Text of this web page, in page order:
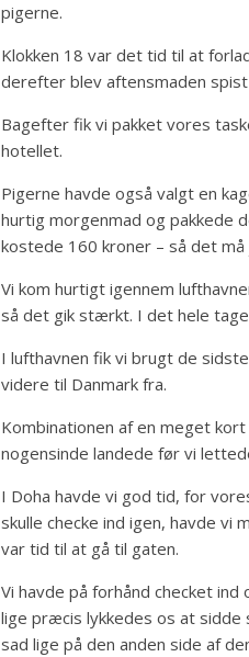
pigerne.
Klokken 18 var det tid til at
derefter blev aftensmaden
Bagefter fik vi pakket vores
hotellet.
Pigerne havde også valgt en
hurtig morgenmad og pakkede
kostede 160 kroner – så det
Vi kom hurtigt igennem
så det gik stærkt. I det hele
I lufthavnen fik vi brugt de
videre til Danmark fra.
Kombinationen af en meget
nogensinde landede før vi
I Doha havde vi god tid, for
skulle checke ind igen, havde
var tid til at gå til gaten.
Vi havde på forhånd checket
lige præcis lykkedes os at
sad lige på den anden side af